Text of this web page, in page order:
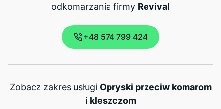
odkomarzania firmy Revival
+48 574 799 424
Zobacz zakres usługi Opryski przeciw komarom
i kleszczom